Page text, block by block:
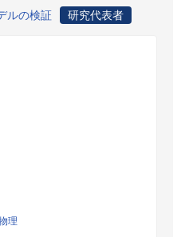
ルの検証 研究代表者
理